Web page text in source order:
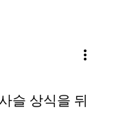
more_vert
슬 상식을 뒤